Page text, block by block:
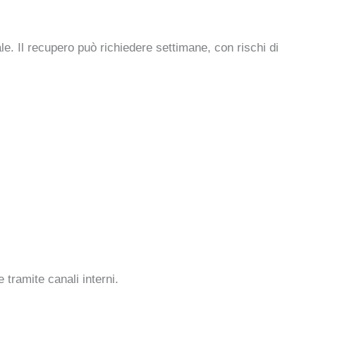
Il recupero può richiedere settimane, con rischi di
tramite canali interni.